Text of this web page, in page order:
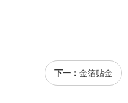
下一： 金箔贴金